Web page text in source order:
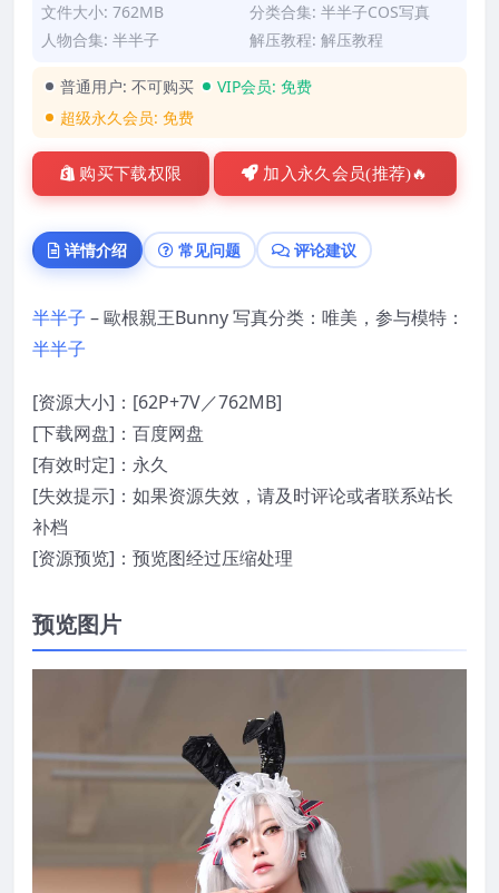
文件大小: 762MB
分类合集: 半半子COS写真
人物合集: 半半子 解压教程: 解压教程
普通用户: 不可购买 VIP会员: 免费
超级永久会员: 免费
购买下载权限 加入永久会员(推荐)🔥
详情介绍 常见问题 评论建议
半半子 – 歐根親王Bunny 写真分类：唯美，参与模特：
半半子
[资源大小]：[62P+7V／762MB]
[下载网盘]：百度网盘
[有效时定]：永久
[失效提示]：如果资源失效，请及时评论或者联系站长
补档
[资源预览]：预览图经过压缩处理
预览图片